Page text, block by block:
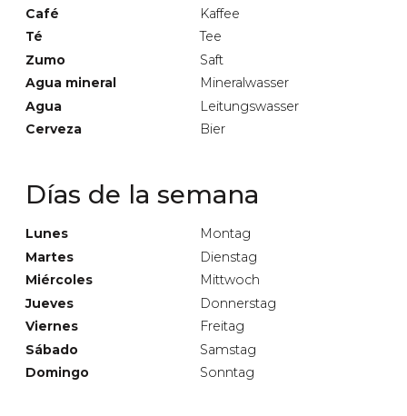
Café
Kaffee
Té
Tee
Zumo
Saft
Agua mineral
Mineralwasser
Agua
Leitungswasser
Cerveza
Bier
Días de la semana
Lunes
Montag
Martes
Dienstag
Miércoles
Mittwoch
Jueves
Donnerstag
Viernes
Freitag
Sábado
Samstag
Domingo
Sonntag